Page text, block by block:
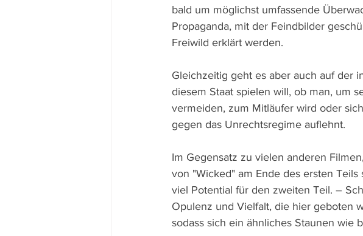
bald um möglichst umfassende
Propaganda, mit der Feindbilder
Freiwild erklärt werden.
Gleichzeitig geht es aber auch auf der
diesem Staat spielen will, ob man, um
vermeiden, zum Mitläufer wird oder
gegen das Unrechtsregime auflehnt.
Im Gegensatz zu vielen anderen
von "Wicked" am Ende des ersten
viel Potential für den zweiten Teil. –
Opulenz und Vielfalt, die hier geboten
sodass sich ein ähnliches Staunen wie